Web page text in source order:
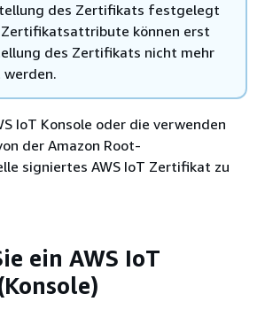
des Zertifikats festgelegt
Zertifikatsattribute können erst
des Zertifikats nicht mehr
IoT Konsole oder die verwenden
der Amazon Root-
signiertes AWS IoT Zertifikat zu
ein AWS IoT